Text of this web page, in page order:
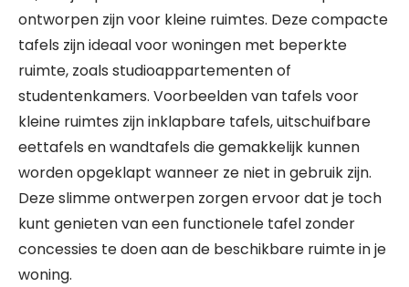
ontworpen zijn voor kleine ruimtes. Deze compacte
tafels zijn ideaal voor woningen met beperkte
ruimte, zoals studioappartementen of
studentenkamers. Voorbeelden van tafels voor
kleine ruimtes zijn inklapbare tafels, uitschuifbare
eettafels en wandtafels die gemakkelijk kunnen
worden opgeklapt wanneer ze niet in gebruik zijn.
Deze slimme ontwerpen zorgen ervoor dat je toch
kunt genieten van een functionele tafel zonder
concessies te doen aan de beschikbare ruimte in je
woning.